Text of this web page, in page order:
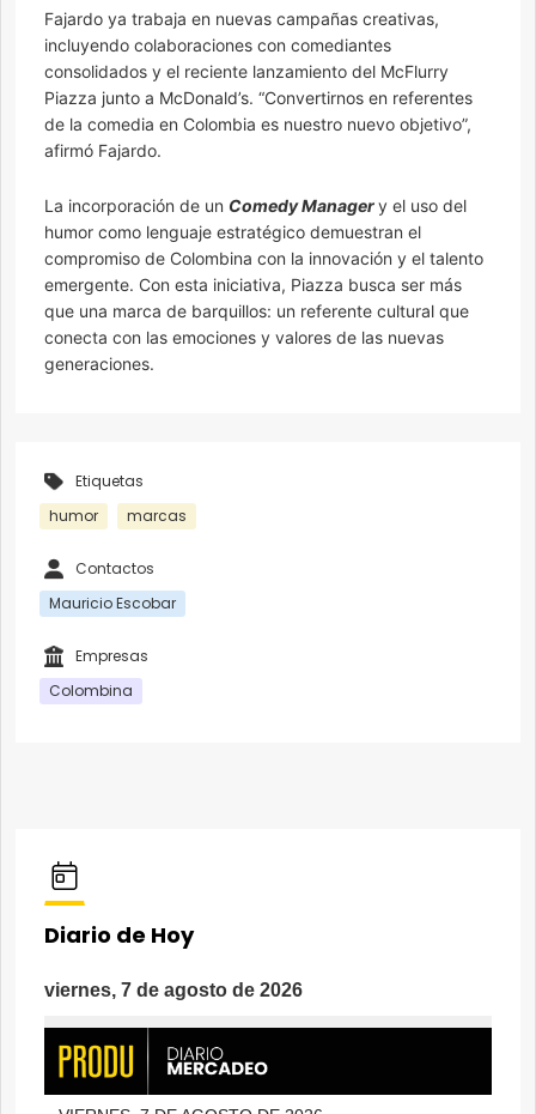
Fajardo ya trabaja en nuevas campañas creativas,
incluyendo colaboraciones con comediantes
consolidados y el reciente lanzamiento del McFlurry
Piazza junto a McDonald’s. “Convertirnos en referentes
de la comedia en Colombia es nuestro nuevo objetivo”,
afirmó Fajardo.
La incorporación de un Comedy Managery el uso del
humor como lenguaje estratégico demuestran el
compromiso de Colombina con la innovación y el talento
emergente. Con esta iniciativa, Piazza busca ser más
que una marca de barquillos: un referente cultural que
conecta con las emociones y valores de las nuevas
generaciones.
Etiquetas
humor
marcas
Contactos
Mauricio Escobar
Empresas
Colombina
Diario de Hoy
viernes, 7 de agosto de 2026